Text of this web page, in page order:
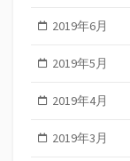
2019年6月
2019年5月
2019年4月
2019年3月